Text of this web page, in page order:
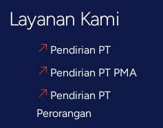
Layanan Kami
Pendirian PT
Pendirian PT PMA
Pendirian PT
Perorangan